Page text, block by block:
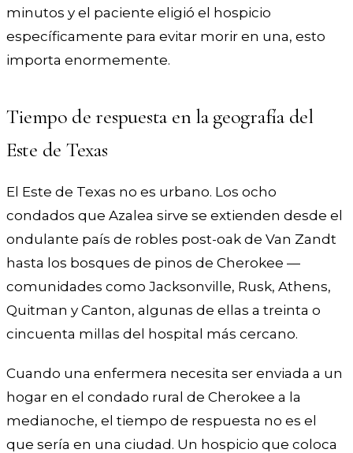
minutos y el paciente eligió el hospicio
específicamente para evitar morir en una, esto
importa enormemente.
Tiempo de respuesta en la geografía del
Este de Texas
El Este de Texas no es urbano. Los ocho
condados que Azalea sirve se extienden desde el
ondulante país de robles post-oak de Van Zandt
hasta los bosques de pinos de Cherokee —
comunidades como Jacksonville, Rusk, Athens,
Quitman y Canton, algunas de ellas a treinta o
cincuenta millas del hospital más cercano.
Cuando una enfermera necesita ser enviada a un
hogar en el condado rural de Cherokee a la
medianoche, el tiempo de respuesta no es el
que sería en una ciudad. Un hospicio que coloca